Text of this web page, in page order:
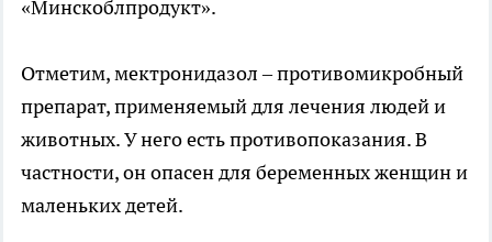
«Минскоблпродукт».
Отметим, мектронидазол – противомикробный
препарат, применяемый для лечения людей и
животных. У него есть противопоказания. В
частности, он опасен для беременных женщин и
маленьких детей.